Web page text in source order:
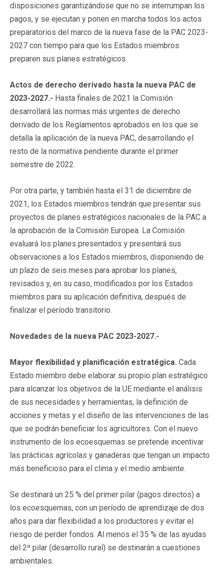
disposiciones garantizándose que no se interrumpan los
pagos, y se ejecutan y ponen en marcha todos los actos
preparatorios del marco de la nueva fase de la PAC 2023-
2027 con tiempo para que los Estados miembros
preparen sus planes estratégicos.
Actos de derecho derivado hasta la nueva PAC de
2023-2027.- Hasta finales de 2021 la Comisión
desarrollará las normas más urgentes de derecho
derivado de los Reglamentos aprobados en los que se
detalla la aplicación de la nueva PAC, desarrollando el
resto de la normativa pendiente durante el primer
semestre de 2022.
Por otra parte, y también hasta el 31 de diciembre de
2021, los Estados miembros tendrán que presentar sus
proyectos de planes estratégicos nacionales de la PAC a
la aprobación de la Comisión Europea. La Comisión
evaluará los planes presentados y presentará sus
observaciones a los Estados miembros, disponiendo de
un plazo de seis meses para aprobar los planes,
revisados y, en su caso, modificados por los Estados
miembros para su aplicación definitiva, después de
finalizar el período transitorio.
Novedades de la nueva PAC 2023-2027.-
Mayor flexibilidad y planificación estratégica. Cada
Estado miembro debe elaborar su propio plan estratégico
para alcanzar los objetivos de la UE mediante el análisis
de sus necesidades y herramientas, la definición de
acciones y metas y el diseño de las intervenciones de las
que se podrán beneficiar los agricultores. Con el nuevo
instrumento de los ecoesquemas se pretende incentivar
las prácticas agrícolas y ganaderas que tengan un impacto
más beneficioso para el clima y el medio ambiente.
Se destinará un 25 % del primer pilar (pagos directos) a
los ecoesquemas, con un período de aprendizaje de dos
años para dar flexibilidad a los productores y evitar el
riesgo de perder fondos. Al menos el 35 % de las ayudas
del 2º pilar (desarrollo rural) se destinarán a cuestiones
ambientales.